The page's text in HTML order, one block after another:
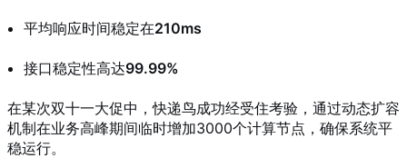
平均响应时间稳定在210ms
接口稳定性高达99.99%
在某次双十一大促中，快递鸟成功经受住考验，通过动态扩容
机制在业务高峰期间临时增加3000个计算节点，确保系统平
稳运行。